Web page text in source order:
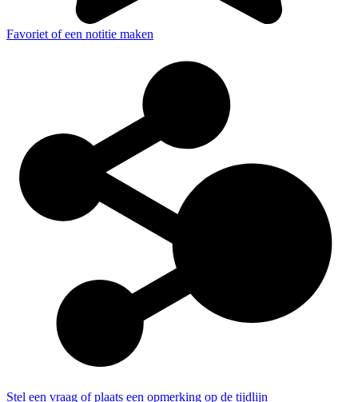
Favoriet of een notitie maken
Stel een vraag of plaats een opmerking op de tijdlijn